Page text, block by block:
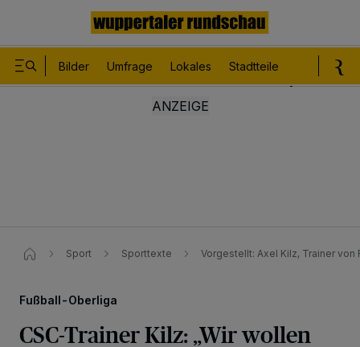
Bilder Umfrage Lokales Stadtteile
Sport Sporttexte Vorgestellt: Axel Kilz, Trainer
Fußball-Oberliga
CSC-Trainer Kilz: „Wir wollen